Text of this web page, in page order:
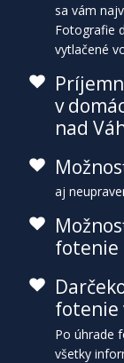
sa vám
Fotografie
vytlačené
v
nad
aj
fotenie
fotenie
Po úhrade
všetky